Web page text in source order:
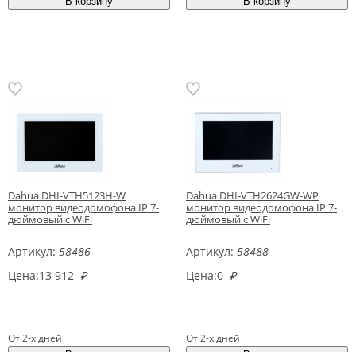
Dahua DHI-VTH5123H-W
монитор видеодомофона IP 7-
дюймовый с WiFi
Артикул: 58486
Цена:13 912 ₽
От 2-х дней
Dahua DHI-VTH2624GW-WP
монитор видеодомофона IP 7-
дюймовый с WiFi
Артикул: 58488
Цена:0 ₽
От 2-х дней